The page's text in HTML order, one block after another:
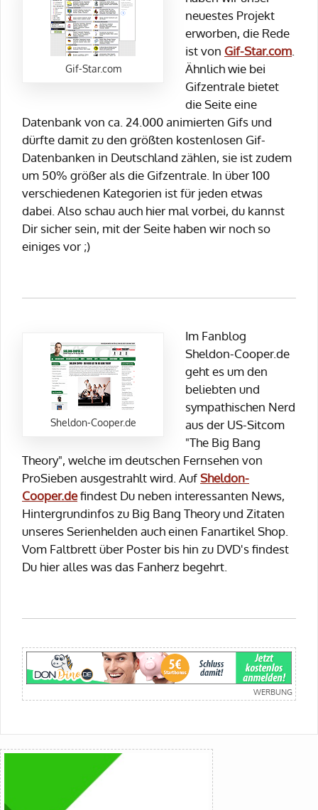
Gif-Star.com
neuestes Projekt
erworben, die Rede
ist von Gif-Star.com
Ähnlich wie bei
Gifzentrale bietet
die Seite eine
Datenbank von ca. 24.000 animierten Gifs und
dürfte damit zu den größten kostenlosen Gif-
Datenbanken in Deutschland zählen, sie ist zudem
um 50% größer als die Gifzentrale. In über 100
verschiedenen Kategorien ist für jeden etwas
dabei. Also schau auch hier mal vorbei, du kannst
Dir sicher sein, mit der Seite haben wir noch so
einiges vor ;)
Sheldon-Cooper.de
Im Fanblog
Sheldon-Cooper.de
geht es um den
beliebten und
sympathischen Nerd
aus der US-Sitcom
"The Big Bang
Theory", welche im deutschen Fernsehen von
ProSieben ausgestrahlt wird. AufSheldon-
Cooper.defindest Du neben interessanten News,
Hintergrundinfos zu Big Bang Theory und Zitaten
unseres Serienhelden auch einen Fanartikel Shop.
Vom Faltbrett über Poster bis hin zu DVD's findest
Du hier alles was das Fanherz begehrt.